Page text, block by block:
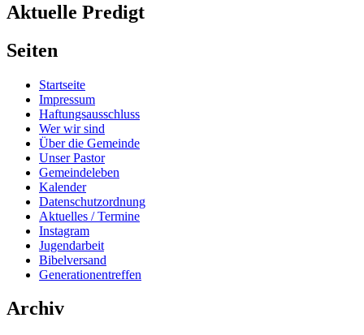
Aktuelle Predigt
Seiten
Startseite
Impressum
Haftungsausschluss
Wer wir sind
Über die Gemeinde
Unser Pastor
Gemeindeleben
Kalender
Datenschutzordnung
Aktuelles / Termine
Instagram
Jugendarbeit
Bibelversand
Generationentreffen
Archiv